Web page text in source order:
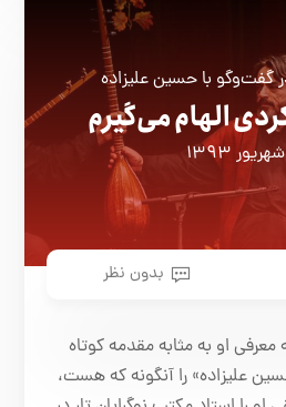
گفت‌وگو با حسین علیزاده
الهام می‌گیرم
بدون نظر
معرفی او به مثابه مقدمه کوتاه
علیزاده» را آنگونه که هست،